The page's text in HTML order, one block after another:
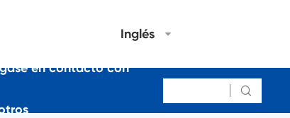
Inglés
en contacto con
